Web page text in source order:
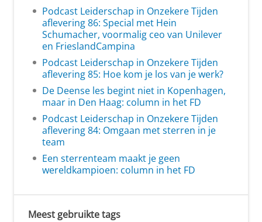
Podcast Leiderschap in Onzekere Tijden
aflevering 86: Special met Hein
Schumacher, voormalig ceo van Unilever
en FrieslandCampina
Podcast Leiderschap in Onzekere Tijden
aflevering 85: Hoe kom je los van je werk?
De Deense les begint niet in Kopenhagen,
maar in Den Haag: column in het FD
Podcast Leiderschap in Onzekere Tijden
aflevering 84: Omgaan met sterren in je
team
Een sterrenteam maakt je geen
wereldkampioen: column in het FD
Meest gebruikte tags